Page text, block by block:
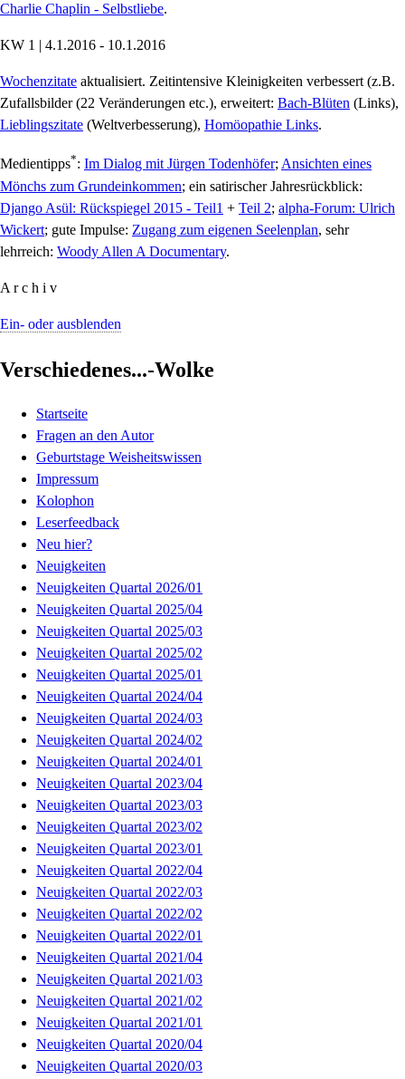
Charlie Chaplin - Selbstliebe.
KW 1 | 4.1.2016 - 10.1.2016
Wochenzitate aktualisiert. Zeitintensive Kleinigkeiten verbessert (z.B.
Zufallsbilder (22 Veränderungen etc.), erweitert: Bach-Blüten (Links),
Lieblingszitate (Weltverbesserung), Homöopathie Links.
Medientipps*: Im Dialog mit Jürgen Todenhöfer;Ansichten eines
Mönchs zum Grundeinkommen; ein satirischer Jahresrückblick:
Django Asül: Rückspiegel 2015 - Teil1 + Teil 2; alpha-Forum: Ulrich
Wickert; gute Impulse: Zugang zum eigenen Seelenplan, sehr
lehrreich: Woody Allen A Documentary.
A r c h i v
Ein- oder ausblenden
Verschiedenes...-Wolke
Startseite
Fragen an den Autor
Geburtstage Weisheitswissen
Impressum
Kolophon
Leserfeedback
Neu hier?
Neuigkeiten
Neuigkeiten Quartal 2026/01
Neuigkeiten Quartal 2025/04
Neuigkeiten Quartal 2025/03
Neuigkeiten Quartal 2025/02
Neuigkeiten Quartal 2025/01
Neuigkeiten Quartal 2024/04
Neuigkeiten Quartal 2024/03
Neuigkeiten Quartal 2024/02
Neuigkeiten Quartal 2024/01
Neuigkeiten Quartal 2023/04
Neuigkeiten Quartal 2023/03
Neuigkeiten Quartal 2023/02
Neuigkeiten Quartal 2023/01
Neuigkeiten Quartal 2022/04
Neuigkeiten Quartal 2022/03
Neuigkeiten Quartal 2022/02
Neuigkeiten Quartal 2022/01
Neuigkeiten Quartal 2021/04
Neuigkeiten Quartal 2021/03
Neuigkeiten Quartal 2021/02
Neuigkeiten Quartal 2021/01
Neuigkeiten Quartal 2020/04
Neuigkeiten Quartal 2020/03